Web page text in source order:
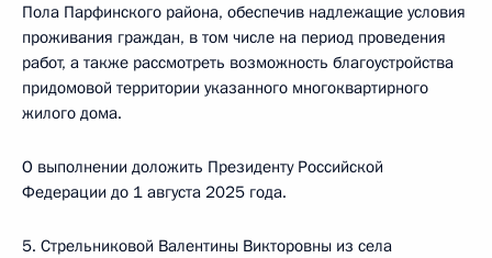
Пола Парфинского района, обеспечив надлежащие условия
проживания граждан, в том числе на период проведения
работ, а также рассмотреть возможность благоустройства
придомовой территории указанного многоквартирного
жилого дома.
О выполнении доложить Президенту Российской
Федерации до 1 августа 2025 года.
5. Стрельниковой Валентины Викторовны из села